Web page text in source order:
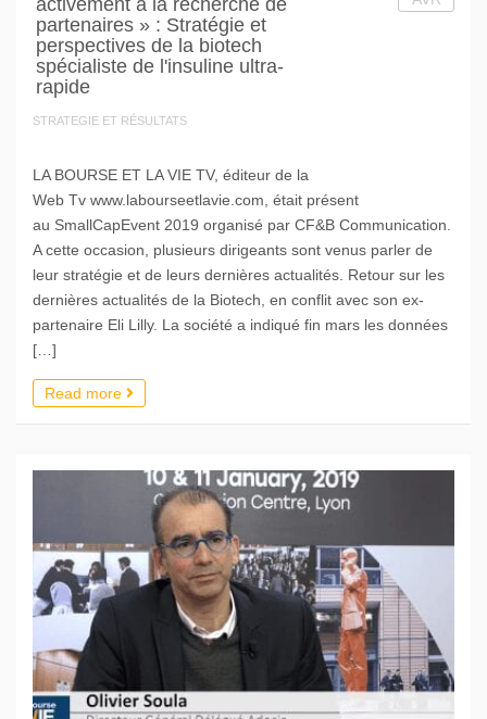
activement à la recherche de
partenaires » : Stratégie et
perspectives de la biotech
spécialiste de l'insuline ultra-
rapide
STRATEGIE ET RÉSULTATS
LA BOURSE ET LA VIE TV, éditeur de la
Web Tv www.labourseetlavie.com, était présent
au SmallCapEvent 2019 organisé par CF&B Communication.
A cette occasion, plusieurs dirigeants sont venus parler de
leur stratégie et de leurs dernières actualités. Retour sur les
dernières actualités de la Biotech, en conflit avec son ex-
partenaire Eli Lilly. La société a indiqué fin mars les données
[…]
Read more